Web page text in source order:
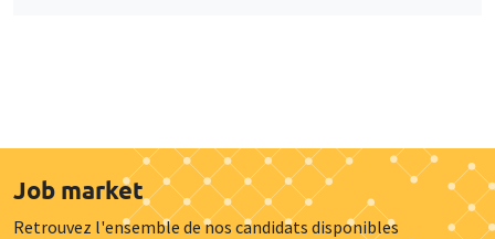
Job market
Retrouvez l'ensemble de nos candidats disponibles